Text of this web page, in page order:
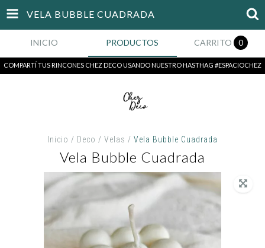
VELA BUBBLE CUADRADA
INICIO PRODUCTOS CARRITO 0
COMPARTÍ TUS RINCONES CHEZ DECO USANDO NUESTRO HASTHAG #ESPACIOCHEZ
Inicio / Deco / Velas / Vela Bubble Cuadrada
Vela Bubble Cuadrada